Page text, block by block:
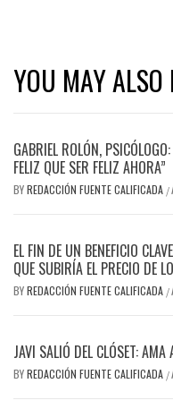
YOU MAY ALSO
GABRIEL ROLÓN,
FELIZ QUE SER FELIZ AHORA”
BYREDACCIÓN FUENTE CALIFICADA /
EL FIN DE UN BENEFICIO
QUE SUBIRÍA EL PRECIO DE
BYREDACCIÓN FUENTE CALIFICADA /
JAVI SALIÓ DEL CLÓSET:
BYREDACCIÓN FUENTE CALIFICADA /